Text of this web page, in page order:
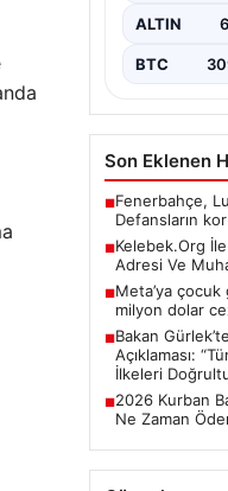
etmektedir.
ALTIN
BTC
Son Eklenen
■Fenerbahçe,
Defansların
■Kelebek.Org
Adresi Ve
■Meta’ya çocuk
milyon dolar
■Bakan
Açıklaması:
İlkeleri
■2026 Kurban
Ne Zaman